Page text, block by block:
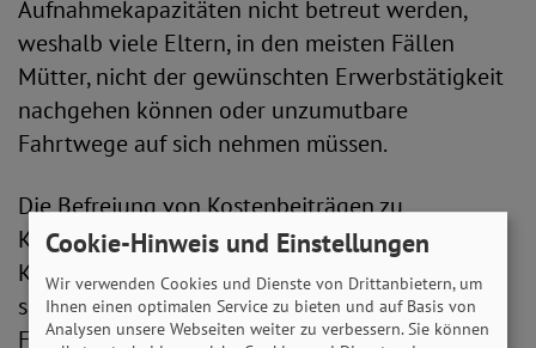
Aufnahmekapazitäten nicht betreut werden,
weshalb viele Eltern, in den meisten Fällen
Mütter, nicht der gewünschten Erwerbstätigkeit
nachgehen können oder unzumutbare
Fahrtwege auf sich nehmen müssen.
Die Befreiung von Kostenbeiträgen zu
Kindertagesstätten beziehungsweise der
Kindertagespflege ist grundsätzlich eine
sinnvolle verteilungspolitische Maßnahme, da
Familien mit niedrigem Einkommen entlastet
Cookie-Hinweis und Einstellungen
Wir verwenden Cookies und Dienste von Drittanbietern, um
Ihnen einen optimalen Service zu bieten und auf Basis von
Analysen unsere Webseiten weiter zu verbessern. Sie können